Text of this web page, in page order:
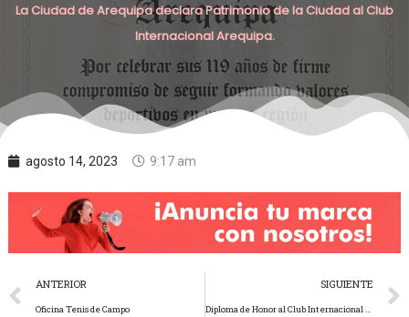
La Ciudad de Arequipa declara Patrimonio de la Ciudad al Club
Internacional Arequipa.
agosto 14, 2023 9:17 am
ANTERIOR
Oficina Tenis de Campo
SIGUIENTE
Diploma de Honor al Club Internacional Arequipa.